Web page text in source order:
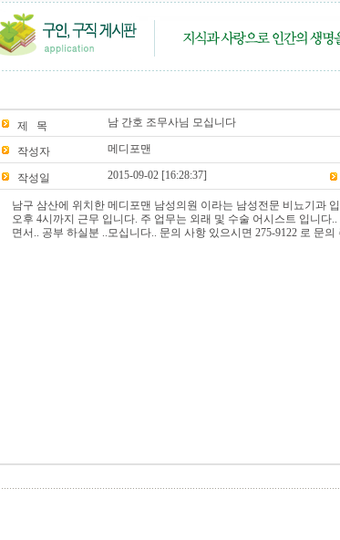
제 목 남 간호 조무사님 모십니다
작성자 메디포맨
작성일 2015-09-02 [16:28:37]
남구 삼산에 위치한 메디포맨 남성의원 이라는 남성전문 비뇨기과
오후 4시까지 근무 입니다. 주 업무는 외래 및 수술 어시스트 입니다
면서.. 공부 하실분 ..모십니다.. 문의 사항 있으시면 275-9122 로 문의